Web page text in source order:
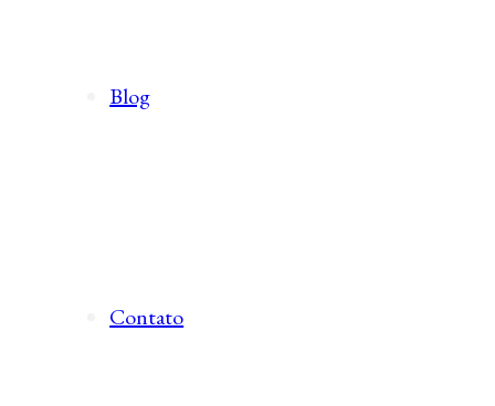
Blog
Contato